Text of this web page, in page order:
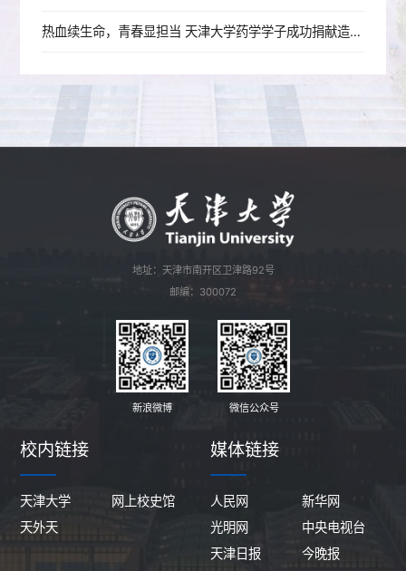
热血续生命，青春显担当 天津大学药学学子成功捐献造血干细胞
地址：天津市南开区卫津路92号
邮编：300072
新浪微博 微信公众号
校内链接
天津大学
网上校史馆
天外天
媒体链接
人民网
新华网
光明网
中央电视台
天津日报
今晚报